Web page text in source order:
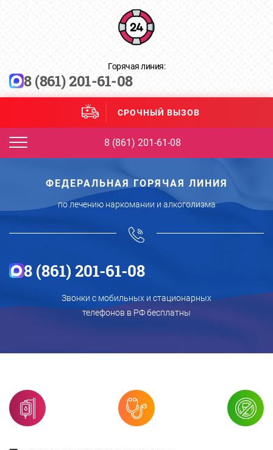
Горячая линия:
8 (861) 201-61-08
СРОЧНЫЙ ВЫЗОВ
8 (861) 201-61-08
ФЕДЕРАЛЬНАЯ ГОРЯЧАЯ ЛИНИЯ
по лечению наркомании и алкоголизма
8 (861) 201-61-08
Звонки с мобильных и стационарных
телефонов в РФ бесплатны